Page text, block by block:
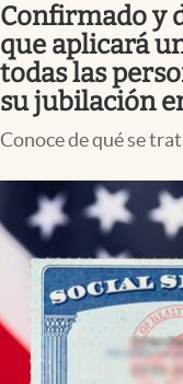
Espiritual
Streaming
PC y mobile
USA
Confirmado y
que aplicará
todas las
su jubilación
Conoce de qué se